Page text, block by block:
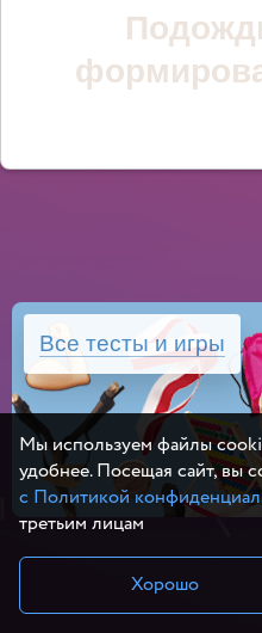
Все тесты и игры
Мы используем файлы
удобнее. Посещая сайт, вы
с Политикой
третьим лицам
Хорошо